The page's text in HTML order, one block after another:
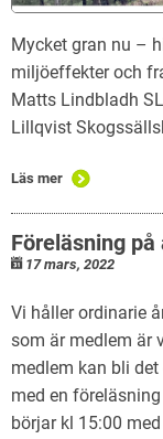
Mycket gran nu –
miljöeffekter och
Matts Lindbladh
Lillqvist
Läs mer
Föreläsning
17 mars, 2022
Vi håller ordinarie
som är medlem är
medlem kan bli
med en
börjar kl 15:00